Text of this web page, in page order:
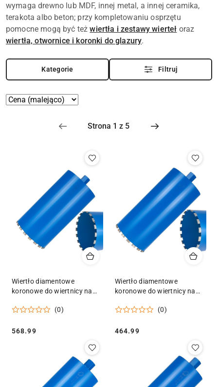
wymaga drewno lub MDF, innej metal, a innej ceramika,
terakota albo beton; przy kompletowaniu osprzętu
pomocne mogą być teżwiertła i zestawy wierteł oraz
wiertła, otwornice i koronki do glazury.
Kategorie Filtruj
Zastosowano
Sortuj
Wiertło diamentowe
koronowe do wiertnicy na
227x10x450mm 18T 1.1/4"
(0)
Cena:
568.99
Wiertło diamentowe
koronowe do wiertnicy na
202x10x450mm 17T 1.1/4"
(0)
Cena:
464.99